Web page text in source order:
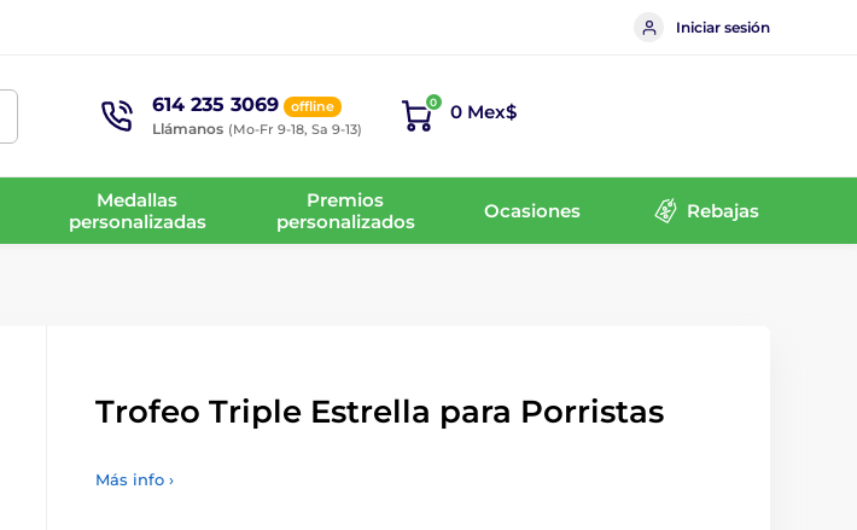
Iniciar sesión
614 235 3069 offline
Llámanos (Mo-Fr 9-18, Sa 9-13)
0 0 Mex$
Medallas
personalizadas
Premios
personalizados
Ocasiones Rebajas
Trofeo Triple Estrella para Porristas
Más info ›